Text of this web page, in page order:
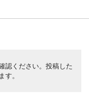
認ください。投稿した
す。